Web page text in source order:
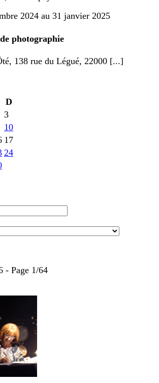
2024 au 31 janvier 2025
photographie
138 rue du Légué, 22000 [...]
D
3
10
17
24
- Page 1/64